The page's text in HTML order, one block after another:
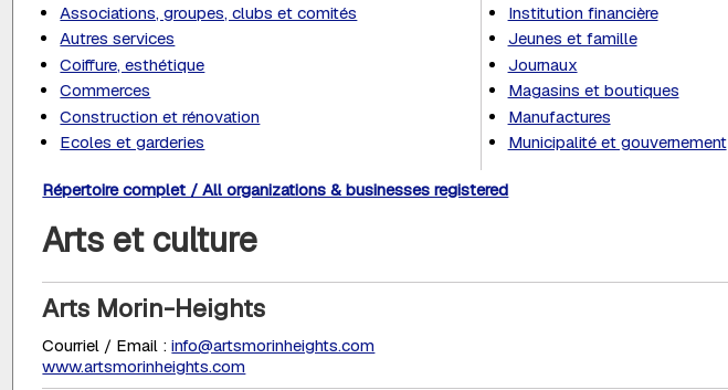
Associations, groupes, clubs et comités
Autres services
Coiffure, esthétique
Commerces
Construction et rénovation
Ecoles et garderies
Institution financière
Jeunes et famille
Journaux
Magasins et boutiques
Manufactures
Municipalité et gouvernement
Répertoire complet / All organizations & businesses registered
Arts et culture
Arts Morin-Heights
Courriel / Email :info@artsmorinheights.com
www.artsmorinheights.com